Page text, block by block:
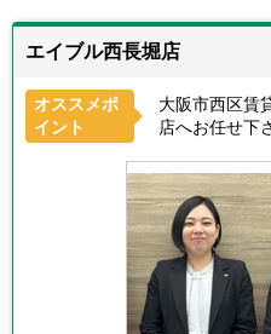
エイブル西長堀店
オススメポ
イント
大阪市西区賃
店へお任せ下